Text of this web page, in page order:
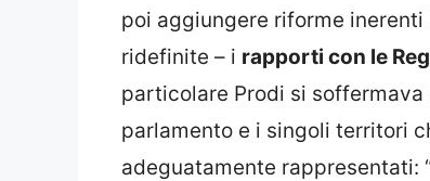
poi aggiungere riforme
ridefinite – i rapporti con le
particolare Prodi si
parlamento e i singoli territori
adeguatamente rappresentati: